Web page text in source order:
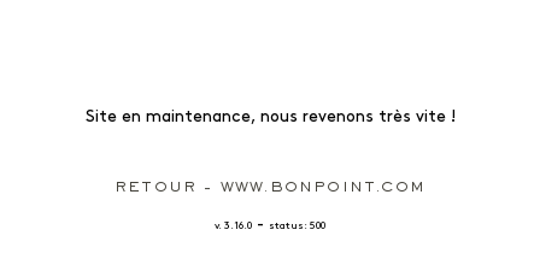
Site en maintenance, nous revenons très vite !
RETOUR - WWW.BONPOINT.COM
v. 3.16.0 - status: 500